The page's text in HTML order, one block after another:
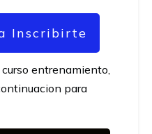
Inscribirte
entrenamiento,
para